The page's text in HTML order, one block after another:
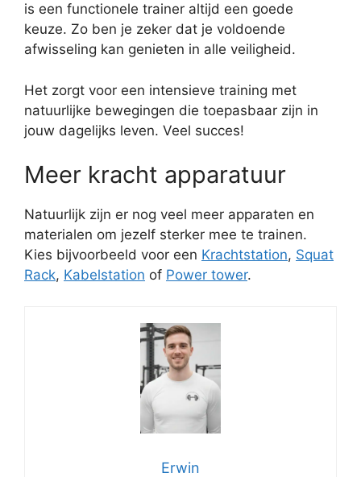
is een functionele trainer altijd een goede
keuze. Zo ben je zeker dat je voldoende
afwisseling kan genieten in alle veiligheid.
Het zorgt voor een intensieve training met
natuurlijke bewegingen die toepasbaar zijn in
jouw dagelijks leven. Veel succes!
Meer kracht apparatuur
Natuurlijk zijn er nog veel meer apparaten en
materialen om jezelf sterker mee te trainen.
Kies bijvoorbeeld voor een Krachtstation, Squat
Rack, Kabelstation of Power tower.
Erwin